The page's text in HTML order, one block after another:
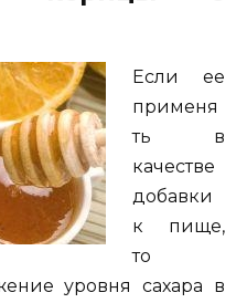
Если ее
применя
ть в
качестве
добавки
к пище,
то
уровня сахара в